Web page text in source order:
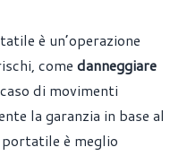
è un’operazione
come danneggiare
di movimenti
la garanzia in base al
è meglio